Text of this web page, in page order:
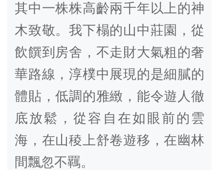
其中一株株高齡兩千年以上的神
木致敬。我下榻的山中莊園，從
飲饌到房舍，不走財大氣粗的奢
華路線，淳樸中展現的是細膩的
體貼，低調的雅緻，能令遊人徹
底放鬆，從容自在如眼前的雲
海，在山稜上舒卷遊移，在幽林
間飄忽不羈。